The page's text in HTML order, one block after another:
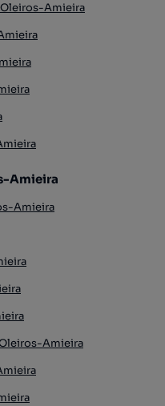
Amieira
Amieira
Amieira
Amieira